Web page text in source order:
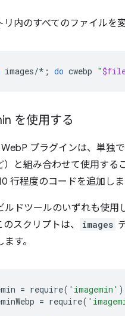
リ内のすべてのファイルを変
images/* ; do cwebp "
を使用する
プラグインは、単独
と組み合わせて使用する
行程度のコードを追加しま
ルドツールのいずれも使
スクリプトは、
images
す。
= require( 'imagemin'
= require(